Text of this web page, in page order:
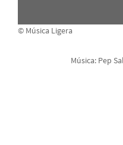
© Música Ligera
Música: Pep